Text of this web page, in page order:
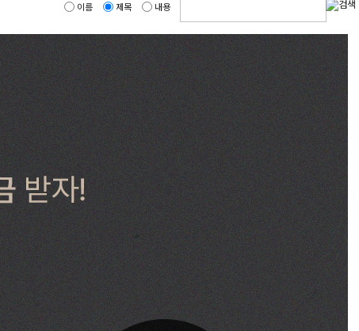
이름 제목 내용